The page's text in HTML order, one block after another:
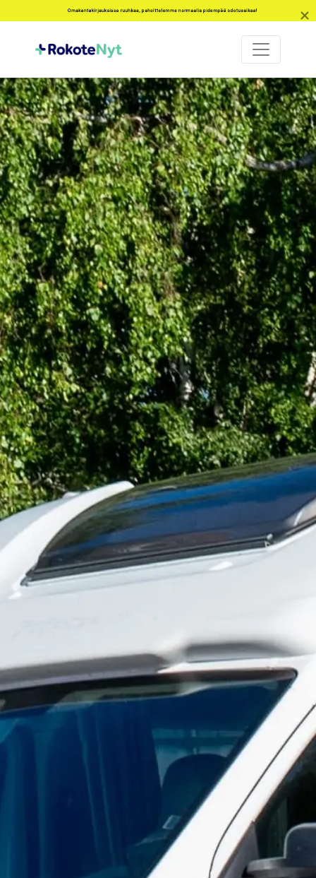
Omakantakirjauksissa ruuhkaa, pahoittelemme normaalia pidempää odotusaikaa!